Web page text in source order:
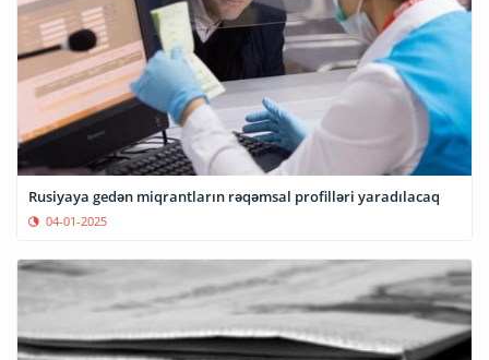
Rusiyaya gedən miqrantların rəqəmsal profilləri yaradılacaq
04-01-2025